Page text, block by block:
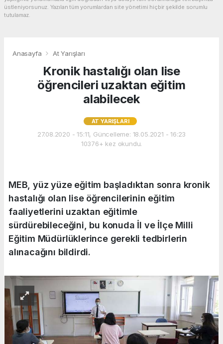
üstleniyorsunuz. Yazılan tüm yorumlardan site yönetimi hiçbir şekilde sorumlu
tutulamaz.
Anasayfa At Yarışları
Kronik hastalığı olan lise
öğrencileri uzaktan eğitim
alabilecek
AT YARIŞLARI
27.08.2020 - 15:11, Güncelleme: 18.05.2021 - 16:23
10376+ kez okundu.
MEB, yüz yüze eğitim başladıktan sonra kronik
hastalığı olan lise öğrencilerinin eğitim
faaliyetlerini uzaktan eğitimle
sürdürebileceğini, bu konuda İl ve İlçe Milli
Eğitim Müdürlüklerince gerekli tedbirlerin
alınacağını bildirdi.